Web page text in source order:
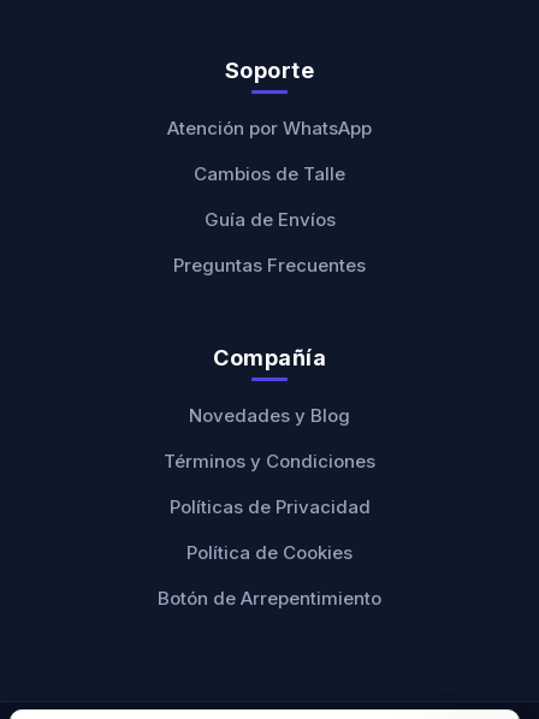
Soporte
Atención por WhatsApp
Cambios de Talle
Guía de Envíos
Preguntas Frecuentes
Compañía
Novedades y Blog
Términos y Condiciones
Políticas de Privacidad
Política de Cookies
Botón de Arrepentimiento